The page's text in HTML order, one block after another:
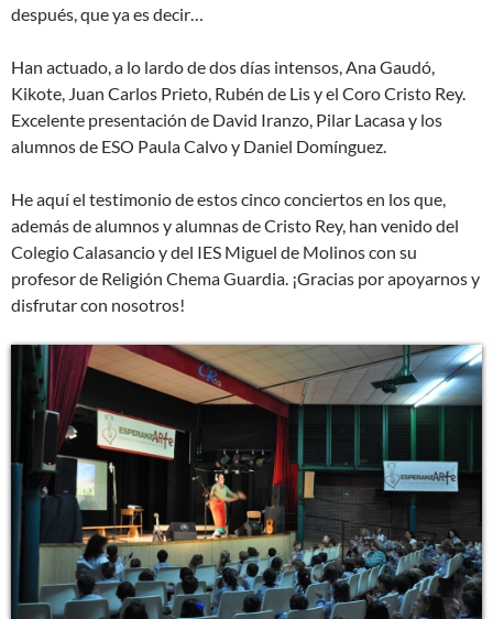
después, que ya es decir…
Han actuado, a lo lardo de dos días intensos, Ana Gaudó,
Kikote, Juan Carlos Prieto, Rubén de Lis y el Coro Cristo Rey.
Excelente presentación de David Iranzo, Pilar Lacasa y los
alumnos de ESO Paula Calvo y Daniel Domínguez.
He aquí el testimonio de estos cinco conciertos en los que,
además de alumnos y alumnas de Cristo Rey, han venido del
Colegio Calasancio y del IES Miguel de Molinos con su
profesor de Religión Chema Guardia. ¡Gracias por apoyarnos y
disfrutar con nosotros!